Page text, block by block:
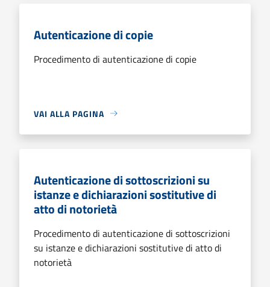
Autenticazione di copie
Procedimento di autenticazione di copie
VAI ALLA PAGINA
Autenticazione di sottoscrizioni su
istanze e dichiarazioni sostitutive di
atto di notorietà
Procedimento di autenticazione di sottoscrizioni
su istanze e dichiarazioni sostitutive di atto di
notorietà